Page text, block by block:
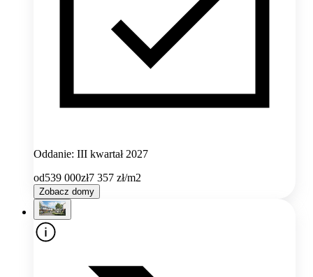
Oddanie: III kwartał 2027
od539 000zł7 357 zł/m2
Zobacz domy